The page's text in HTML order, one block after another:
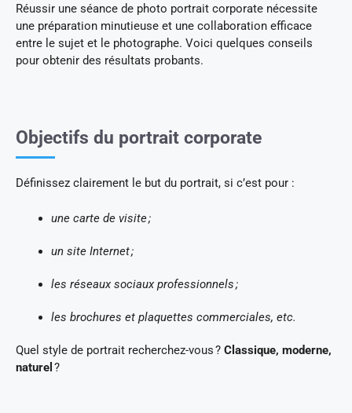
Réussir une séance de photo portrait corporate nécessite
une préparation minutieuse et une collaboration efficace
entre le sujet et le photographe. Voici quelques conseils
pour obtenir des résultats probants.
Objectifs du portrait corporate
Définissez clairement le but du portrait, si c’est pour :
une carte de visite ;
un site Internet ;
les réseaux sociaux professionnels ;
les brochures et plaquettes commerciales, etc.
Quel style de portrait recherchez-vous ? Classique, moderne,
naturel ?